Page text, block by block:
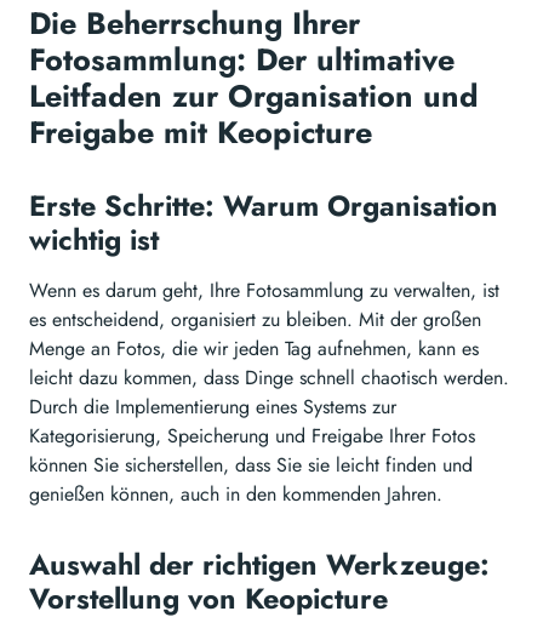
Die Beherrschung Ihrer
Fotosammlung: Der ultimative
Leitfaden zur Organisation und
Freigabe mit Keopicture
Erste Schritte: Warum Organisation
wichtig ist
Wenn es darum geht, Ihre Fotosammlung zu verwalten, ist
es entscheidend, organisiert zu bleiben. Mit der großen
Menge an Fotos, die wir jeden Tag aufnehmen, kann es
leicht dazu kommen, dass Dinge schnell chaotisch werden.
Durch die Implementierung eines Systems zur
Kategorisierung, Speicherung und Freigabe Ihrer Fotos
können Sie sicherstellen, dass Sie sie leicht finden und
genießen können, auch in den kommenden Jahren.
Auswahl der richtigen Werkzeuge:
Vorstellung von Keopicture